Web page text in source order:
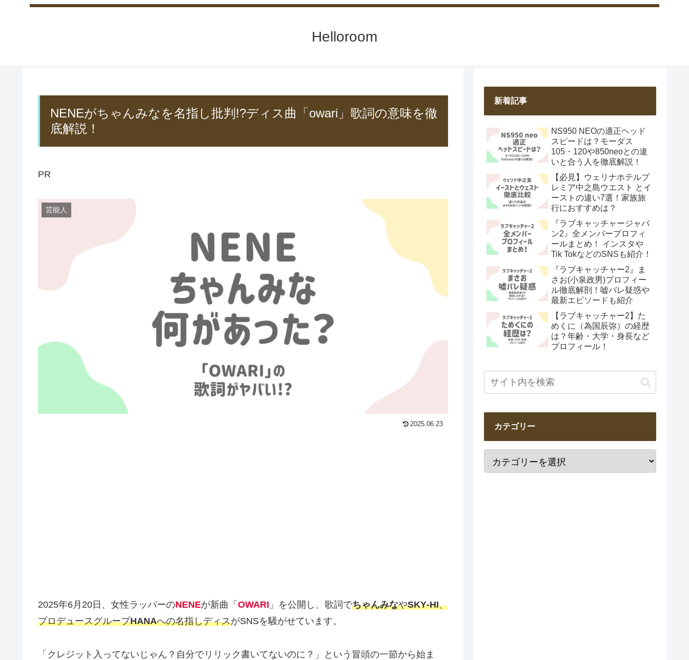
Helloroom
NENEがちゃんみなを名指し批判!?ディス曲「owari」歌詞の意味を徹
底解説！
PR
芸能人
2025.06.23
2025年6月20日、女性ラッパーのNENEが新曲「 OWARI 」を公開し、歌詞でちゃんみなやSKY‑HI、
プロデュースグループHANAへの名指しディスがSNSを騒がせています。
「クレジット入ってないじゃん？自分でリリック書いてないのに？」という冒頭の一節から始ま
新着記事
NS950 NEOの適正ヘッド
スピードは？モーダス
105・120や850neoとの違
いと合う人を徹底解説！
【必見】ウェリナホテルプ
レミア中之島ウエスト とイ
ーストの違い7選！家族旅
行におすすめは？
『ラブキャッチャージャパ
ン2』全メンバープロフィ
ールまとめ！ インスタや
Tik TokなどのSNSも紹介！
『ラブキャッチャー2』ま
さお(小泉政男)プロフィー
ル徹底解剖！嘘バレ疑惑や
最新エピソードも紹介
【ラブキャッチャー2】た
めくに（為国辰弥）の経歴
は？年齢・大学・身長など
プロフィール！
カテゴリー